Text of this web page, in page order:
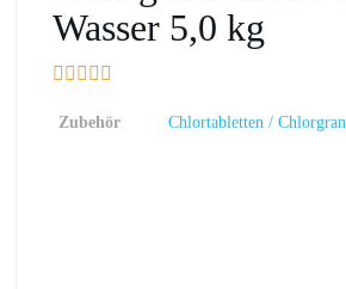
Wasser 5,0 kg
Zubehör Chlortabletten /